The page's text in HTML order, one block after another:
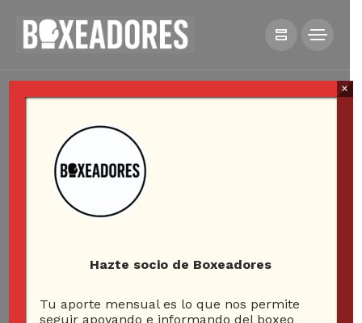
Hazte socio de Boxeadores
Tu aporte mensual es lo que nos permite
seguir apoyando e informando del boxeo
×